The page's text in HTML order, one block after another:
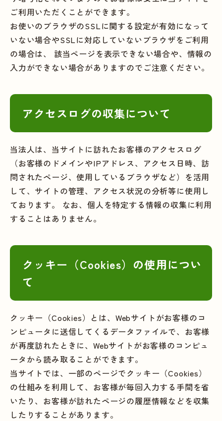
ご利用いただくことができます。
お使いのブラウザのSSLに関する設定が有効になって
いない場合やSSLに対応していないブラウザをご利用
の場合は、 該当ページを表示できない場合や、情報の
入力ができない場合がありますのでご注意ください。
アクセスログの収集について
当法人は、当サイトに訪れたお客様のアクセスログ
（お客様のドメインやIPアドレス、アクセス日時、訪
問されたページ、使用しているブラウザなど）を活用
して、サイトの管理、アクセス状況の分析等に使用し
ております。 なお、個人を特定する情報の収集に利用
することはありません。
クッキー（Cookies）の使用につい
て
クッキー（Cookies）とは、Webサイトがお客様のコ
ンピュータに送信してくるデータファイルで、お客様
が再度訪れたときに、Webサイトがお客様のコンピュ
ータから読み取ることができます。
当サイトでは、一部のページでクッキー（Cookies）
の仕組みを利用して、お客様が毎回入力する手間を省
いたり、お客様が訪れたページの履歴情報などを収集
したりすることがあります。